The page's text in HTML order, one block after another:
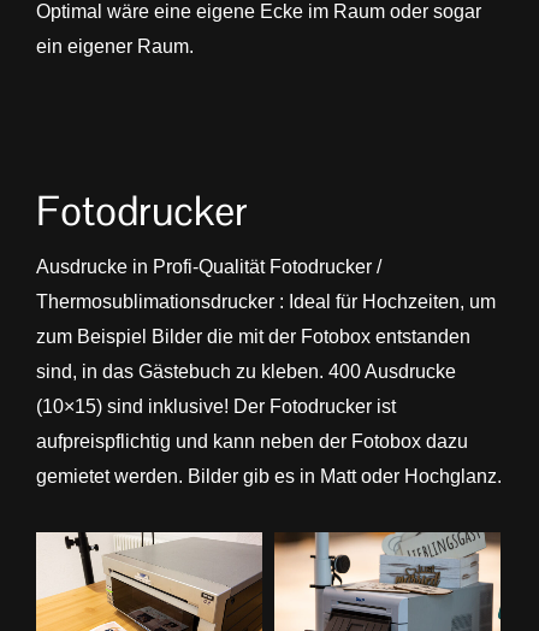
Optimal wäre eine eigene Ecke im Raum oder sogar
ein eigener Raum.
Fotodrucker
Ausdrucke in Profi-Qualität Fotodrucker /
Thermosublimationsdrucker : Ideal für Hochzeiten, um
zum Beispiel Bilder die mit der Fotobox entstanden
sind, in das Gästebuch zu kleben. 400 Ausdrucke
(10×15) sind inklusive! Der Fotodrucker ist
aufpreispflichtig und kann neben der Fotobox dazu
gemietet werden. Bilder gib es in Matt oder Hochglanz.